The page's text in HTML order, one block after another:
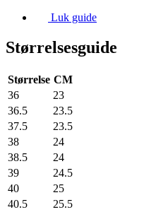
Luk guide
Størrelsesguide
Størrelse CM
36
23
36.5
23.5
37.5
23.5
38
24
38.5
24
39
24.5
40
25
40.5
25.5